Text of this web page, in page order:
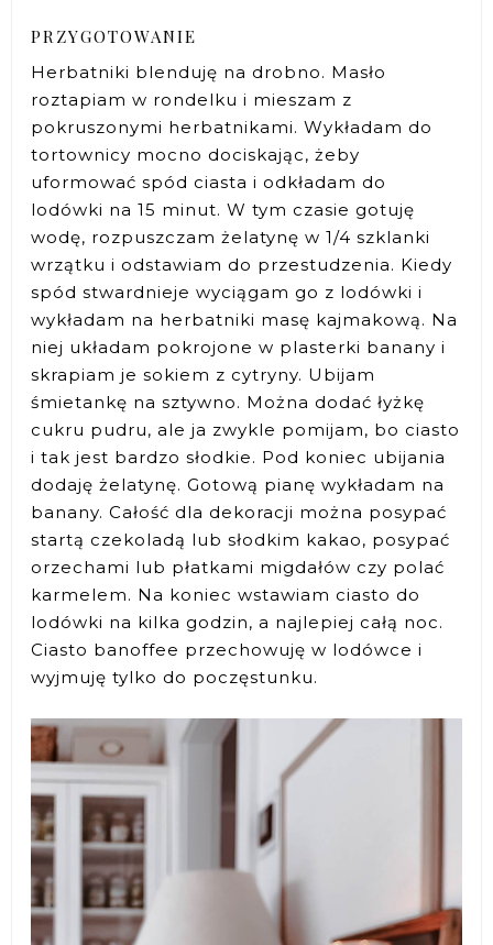
PRZYGOTOWANIE
Herbatniki blenduję na drobno. Masło
roztapiam w rondelku i mieszam z
pokruszonymi herbatnikami. Wykładam do
tortownicy mocno dociskając, żeby
uformować spód ciasta i odkładam do
lodówki na 15 minut. W tym czasie gotuję
wodę, rozpuszczam żelatynę w 1/4 szklanki
wrzątku i odstawiam do przestudzenia. Kiedy
spód stwardnieje wyciągam go z lodówki i
wykładam na herbatniki masę kajmakową. Na
niej układam pokrojone w plasterki banany i
skrapiam je sokiem z cytryny. Ubijam
śmietankę na sztywno. Można dodać łyżkę
cukru pudru, ale ja zwykle pomijam, bo ciasto
i tak jest bardzo słodkie. Pod koniec ubijania
dodaję żelatynę. Gotową pianę wykładam na
banany. Całość dla dekoracji można posypać
startą czekoladą lub słodkim kakao, posypać
orzechami lub płatkami migdałów czy polać
karmelem. Na koniec wstawiam ciasto do
lodówki na kilka godzin, a najlepiej całą noc.
Ciasto banoffee przechowuję w lodówce i
wyjmuję tylko do poczęstunku.